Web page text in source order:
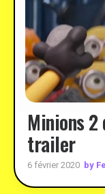
Minions
trailer
6 février 2020 by